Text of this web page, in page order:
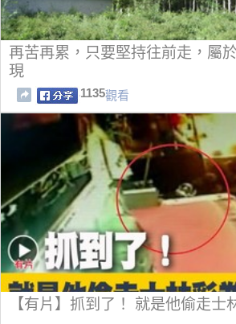
再苦再累，只要堅持往前走，屬
現
1135觀看
【有片】抓到了！ 就是他偷走士